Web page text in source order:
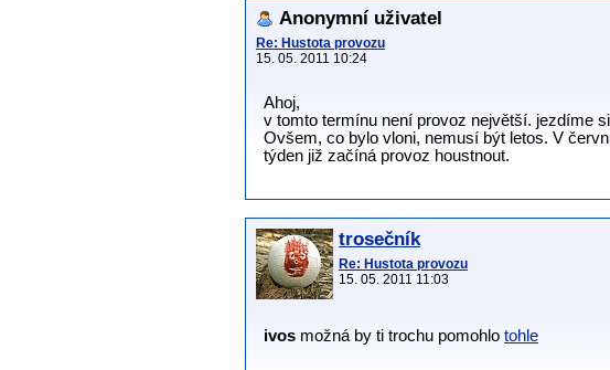
Anonymní uživatel
Re: Hustota provozu
15. 05. 2011 10:24
Ahoj,
v tomto termínu není provoz největší. jezdíme
Ovšem, co bylo vloni, nemusí být letos. V
týden již začíná provoz houstnout.
trosečník
Re: Hustota provozu
15. 05. 2011 11:03
ivos možná by ti trochu pomohlo tohle